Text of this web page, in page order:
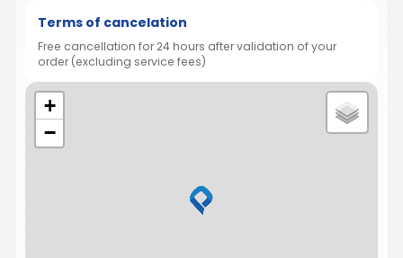
Terms of cancelation
Free cancellation for 24 hours after validation of your
order (excluding service fees)
+
−